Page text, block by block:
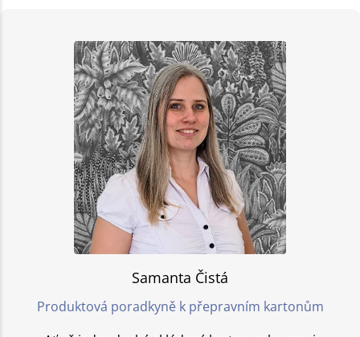
Samanta Čistá
Produktová poradkyně k přepravním kartonům